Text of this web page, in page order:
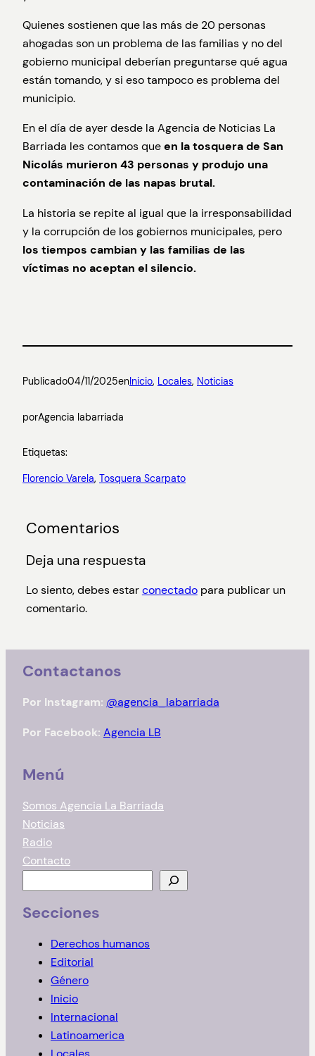
Quienes sostienen que las más de 20 personas
ahogadas son un problema de las familias y no del
gobierno municipal deberían preguntarse qué agua
están tomando, y si eso tampoco es problema del
municipio.
En el día de ayer desde la Agencia de Noticias La
Barriada les contamos queen la tosquera de San
Nicolás murieron 43 personas y produjo una
contaminación de las napas brutal.
La historia se repite al igual que la irresponsabilidad
y la corrupción de los gobiernos municipales, pero
los tiempos cambian y las familias de las
víctimas no aceptan el silencio.
Publicado04/11/2025en Inicio, Locales, Noticias
porAgencia labarriada
Etiquetas:
Florencio Varela, Tosquera Scarpato
Comentarios
Deja una respuesta
Lo siento, debes estarconectadopara publicar un
comentario.
Contactanos
Por Instagram: @agencia_labarriada
Por Facebook: Agencia LB
Menú
Somos Agencia La Barriada
Noticias
Radio
Contacto
s
Secciones
Derechos humanos
Editorial
Género
Inicio
Internacional
Latinoamerica